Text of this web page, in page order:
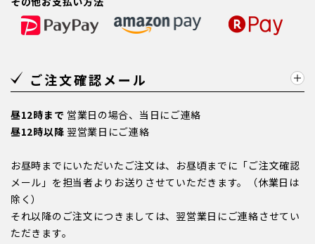
ご注文確認メール
昼12時まで 営業日の場合、当日にご連絡
昼12時以降 翌営業日にご連絡
お昼時までにいただいたご注文は、お昼頃までに「ご注文確認
メール」を担当者よりお送りさせていただきます。（休業日は
除く）
それ以降のご注文につきましては、翌営業日にご連絡させてい
ただきます。